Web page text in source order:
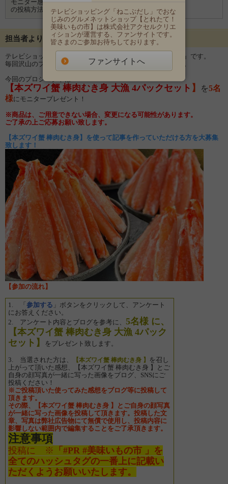
モニター感想
の投稿方法
担当者よりメッセージ
テレビショッピングでおなじみの『とれたて！美味いもの市』です。
毎回沢山のプロガーの皆様のご参加、ありがとうございます。
今回のプロジェクトは・・・
【本ズワイ蟹 棒肉むき身 大漁 4パックセット 】 を5名
様にモニタープレゼント！
※商品は、ご用意できない場合、変更になる可能性があります。
ご了承の上ご応募お願い致します。
【本ズワイ蟹 棒肉むき身】を使って記事を作っていただける方を大募集
致します！
【参加の流れ】
1. 「 参加する 」ボタンをクリックして、アンケート
にお答えください。
2. アンケート内容とブログを参考に、 5名様 に、
【本ズワイ蟹 棒肉むき身 大漁 4パック
セット】
をプレゼント致します。
3. 当選された方は、 【本ズワイ蟹 棒肉むき身 】
を召し
上がって頂いた感想、【本ズワイ蟹 棒肉むき身 】とご
自身の顔写真が一緒に写った画像をブログ、SNSにご
投稿ください！
※ご投稿頂いた使ってみた感想をブログ等に投稿して
頂きます。
その際、【本ズワイ蟹 棒肉むき身 】とご自身の顔写真
が一緒に写った画像を投稿して頂きます。投稿した文
章、写真は弊社広告物にて無償で使用し、投稿内容に
影響しない範囲内で編集することをご了承頂きます。
注意事項
投稿に ※ 「#PR #美味いもの市 」を
全てのハッシュタグの一番上に記載い
ただくようお願いいたします。
テレビショッピング「ねこぶだし」でおな
じみのグルメネットショップ【とれたて！
美味いもの市】は株式会社アクセルクリエ
ィションが運営する、ファンサイトです。
皆さまのご参加お待ちしております。
ファンサイトへ